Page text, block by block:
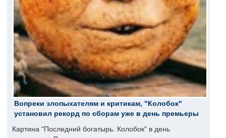
Вопреки злопыхателям и критикам, "Колобок"
установил рекорд по сборам уже в день премьеры
Картина "Последний богатырь. Колобок" в день